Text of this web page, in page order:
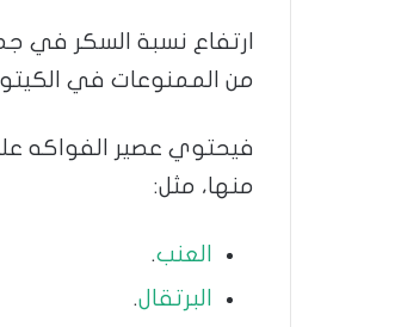
ارتفاع نسبة السكر في
من الممنوعات في
منها، مثل:
العنب.
البرتقال.